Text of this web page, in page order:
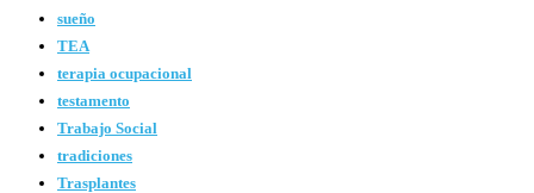
sueño
TEA
terapia ocupacional
testamento
Trabajo Social
tradiciones
Trasplantes